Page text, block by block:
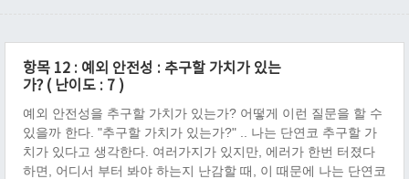
항목 12 : 예외 안전성 : 추구할 가치가 있는
가? ( 난이도 : 7 )
예외 안전성을 추구할 가치가 있는가? 어떻게 이런 질문을 할 수
있을까 한다. "추구할 가치가 있는가?" .. 나는 단연코 추구할 가
치가 있다고 생각한다. 여러가지가 있지만, 에러가 한번 터졌다
하면, 어디서 부터 봐야 하는지 난감할 때, 이 때문에 나는 단연코